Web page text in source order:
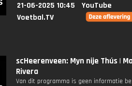
21-06-2025 10:45
YouTube
Voetbal.TV
scHeerenveen: Myn nije Thús |
Rivera
Van dit programma is geen informatie